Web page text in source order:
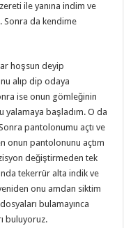
ile yanına indim ve
Sonra da kendime
hoşsun deyip
alıp dip odaya
ise onun gömleğinin
yalamaya başladım. O da
pantolonumu açtı ve
onun pantolonunu açtım
değiştirmeden tek
tekerrür alta indik ve
onu amdan siktim
bulamayınca
buluyoruz.